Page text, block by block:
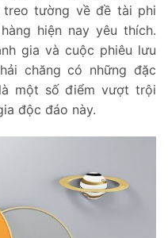
treo tường về đề tài phi
hiện nay yêu thích.
gia và cuộc phiêu lưu
chăng có những đặc
một số điểm vượt trội
độc đáo này.